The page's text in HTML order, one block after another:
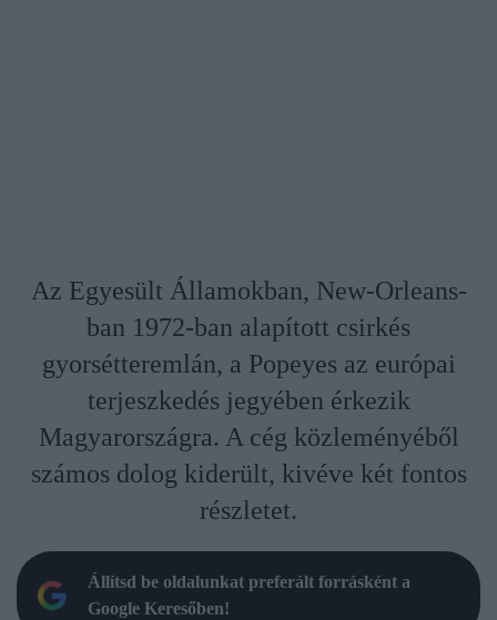
Az Egyesült Államokban, New-Orleans-
ban 1972-ban alapított csirkés
gyorsétteremlán, a Popeyes az európai
terjeszkedés jegyében érkezik
Magyarországra. A cég közleményéből
számos dolog kiderült, kivéve két fontos
részletet.
Állítsd be oldalunkat preferált forrásként a
Google Keresőben!